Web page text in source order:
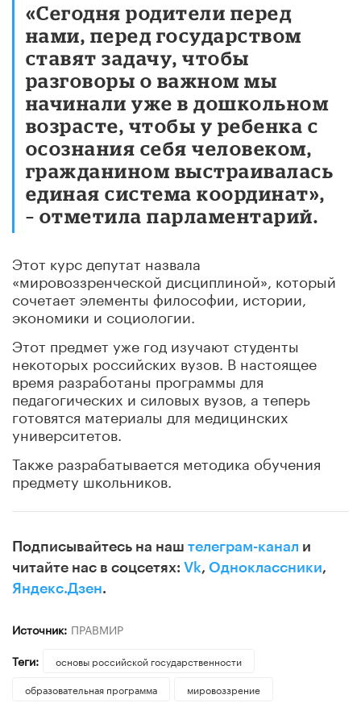
«Сегодня родители перед
нами, перед государством
ставят задачу, чтобы
разговоры о важном мы
начинали уже в дошкольном
возрасте, чтобы у ребенка с
осознания себя человеком,
гражданином выстраивалась
единая система координат»,
– отметила парламентарий.
Этот курс депутат назвала
«мировоззренческой дисциплиной», который
сочетает элементы философии, истории,
экономики и социологии.
Этот предмет уже год изучают студенты
некоторых российских вузов. В настоящее
время разработаны программы для
педагогических и силовых вузов, а теперь
готовятся материалы для медицинских
университетов.
Также разрабатывается методика обучения
предмету школьников.
Подписывайтесь на наш телеграм-канал и
читайте нас в соцсетях: Vk, Одноклассники,
Яндекс.Дзен.
Источник: ПРАВМИР
Теги:
основы российской государственности
образовательная программа
мировоззрение